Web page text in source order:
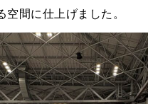
空間に仕上げました。